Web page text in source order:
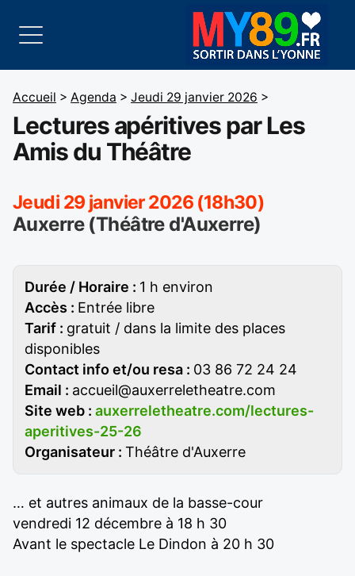
Accueil > Agenda > Jeudi 29 janvier 2026 >
Lectures apéritives par Les
Amis du Théâtre
Jeudi 29 janvier 2026 (18h30)
Auxerre (Théâtre d'Auxerre)
Durée / Horaire : 1 h environ
Accès : Entrée libre
Tarif : gratuit / dans la limite des places
disponibles
Contact info et/ou resa : 03 86 72 24 24
Email : accueil@auxerreletheatre.com
Site web : auxerreletheatre.com/lectures-
aperitives-25-26
Organisateur : Théâtre d'Auxerre
… et autres animaux de la basse-cour
vendredi 12 décembre à 18 h 30
Avant le spectacle Le Dindon à 20 h 30